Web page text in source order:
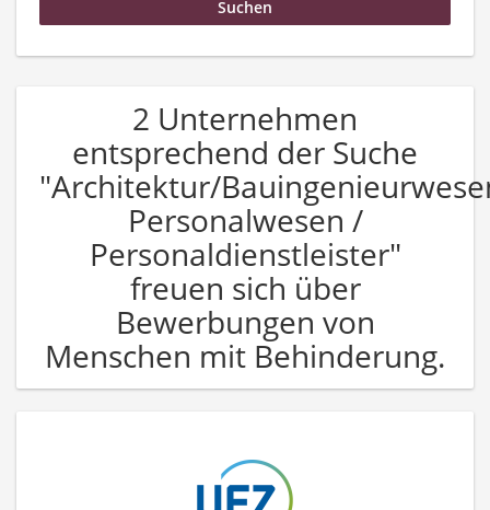
2 Unternehmen
entsprechend der Suche
"Architektur/
Personalwesen /
Personaldienstleister"
freuen sich über
Bewerbungen von
Menschen mit Behinderung.